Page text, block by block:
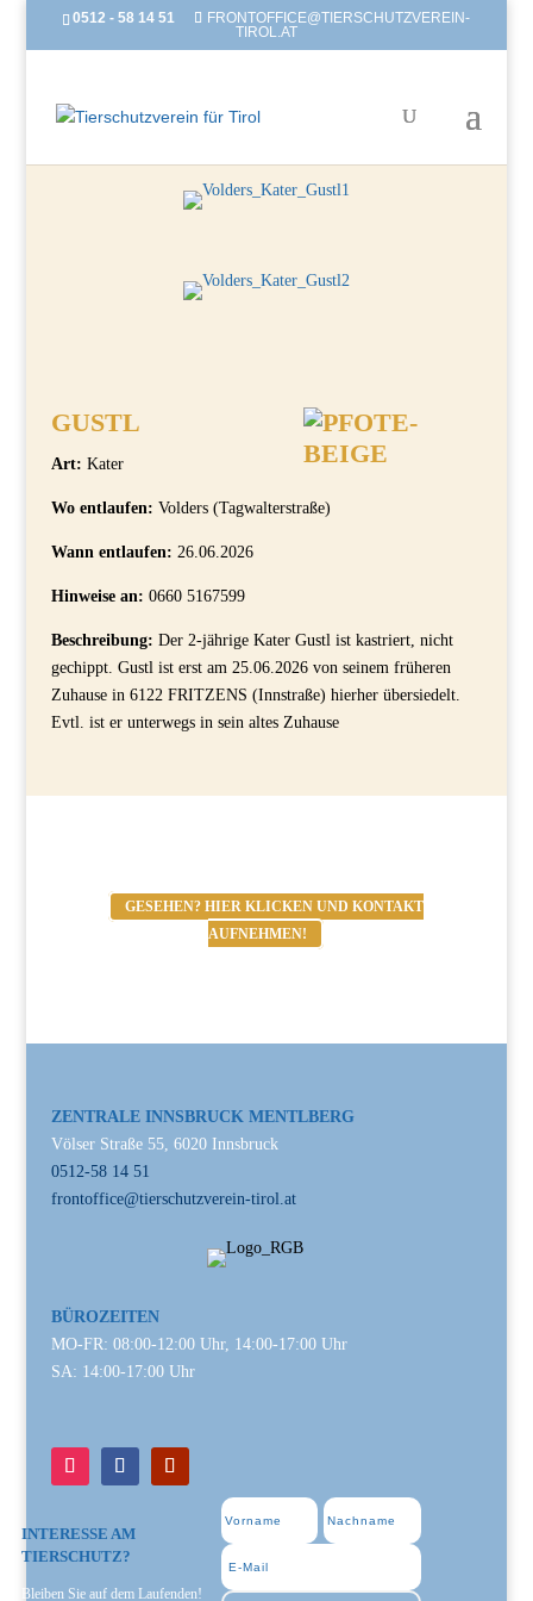
0512 - 58 14 51
FRONTOFFICE@TIERSCHUTZVEREIN-
TIROL.AT
GUSTL
Art: Kater
Wo entlaufen: Volders (Tagwalterstraße)
Wann entlaufen: 26.06.2026
Hinweise an: 0660 5167599
Beschreibung: Der 2-jährige Kater Gustl ist kastriert, nicht
gechippt. Gustl ist erst am 25.06.2026 von seinem früheren
Zuhause in 6122 FRITZENS (Innstraße) hierher übersiedelt.
Evtl. ist er unterwegs in sein altes Zuhause
GESEHEN? HIER KLICKEN UND KONTAKT
AUFNEHMEN!
ZENTRALE INNSBRUCK MENTLBERG
Völser Straße 55, 6020 Innsbruck
0512-58 14 51
frontoffice@tierschutzverein-tirol.at
BÜROZEITEN
MO-FR: 08:00-12:00 Uhr, 14:00-17:00 Uhr
SA: 14:00-17:00 Uhr
INTERESSE AM
TIERSCHUTZ?
Bleiben Sie auf dem Laufenden!